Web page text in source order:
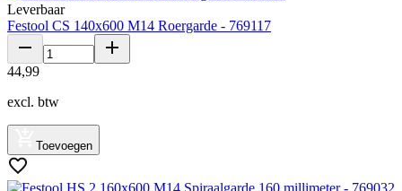
Leverbaar
Festool CS 140x600 M14 Roergarde - 769117
44,99
excl. btw
Toevoegen